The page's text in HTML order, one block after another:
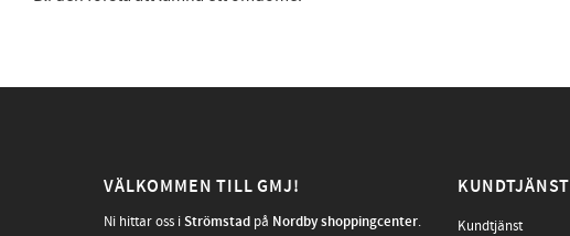
VÄLKOMMEN TILL GMJ!
Ni hittar oss iStrömstad på Nordby shoppingcenter.
KUNDTJÄNST
Kundtjänst